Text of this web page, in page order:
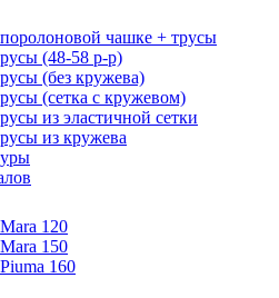
чашке + трусы
(48-58 р-р)
(без кружева)
(сетка с кружевом)
из эластичной сетки
из кружева
120
150
160